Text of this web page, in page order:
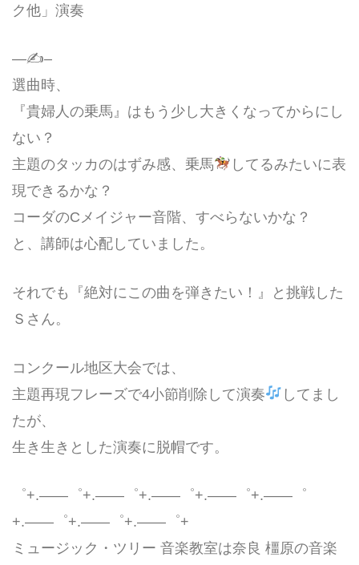
ク他」演奏
—✍–
選曲時、
『貴婦人の乗馬』はもう少し大きくなってからにし
ない？
主題のタッカのはずみ感、乗馬
してるみたいに表
現できるかな？
コーダのCメイジャー音階、すべらないかな？
と、講師は心配していました。
それでも『絶対にこの曲を弾きたい！』と挑戦した
Ｓさん。
コンクール地区大会では、
主題再現フレーズで4小節削除して演奏
してまし
たが、
生き生きとした演奏に脱帽です。
゜+.――゜+.――゜+.――゜+.――゜+.――゜
+.――゜+.――゜+.――゜+
ミュージック・ツリー 音楽教室は奈良 橿原の音楽